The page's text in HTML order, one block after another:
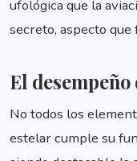
ufológica que la
secreto, aspecto
El
No todos los
estelar cumple su